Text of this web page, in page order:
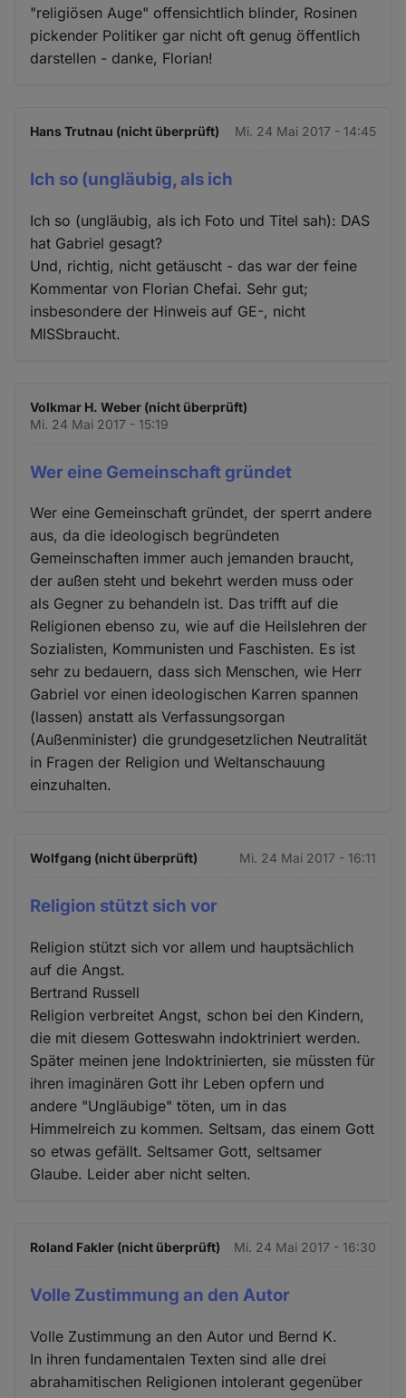
"religiösen Auge" offensichtlich blinder, Rosinen
pickender Politiker gar nicht oft genug öffentlich
darstellen - danke, Florian!
Hans Trutnau (nicht überprüft) Mi. 24 Mai 2017 - 14:45
Ich so (ungläubig, als ich
Ich so (ungläubig, als ich Foto und Titel sah): DAS
hat Gabriel gesagt?
Und, richtig, nicht getäuscht - das war der feine
Kommentar von Florian Chefai. Sehr gut;
insbesondere der Hinweis auf GE-, nicht
MISSbraucht.
Volkmar H. Weber (nicht überprüft)
Mi. 24 Mai 2017 - 15:19
Wer eine Gemeinschaft gründet
Wer eine Gemeinschaft gründet, der sperrt andere
aus, da die ideologisch begründeten
Gemeinschaften immer auch jemanden braucht,
der außen steht und bekehrt werden muss oder
als Gegner zu behandeln ist. Das trifft auf die
Religionen ebenso zu, wie auf die Heilslehren der
Sozialisten, Kommunisten und Faschisten. Es ist
sehr zu bedauern, dass sich Menschen, wie Herr
Gabriel vor einen ideologischen Karren spannen
(lassen) anstatt als Verfassungsorgan
(Außenminister) die grundgesetzlichen Neutralität
in Fragen der Religion und Weltanschauung
einzuhalten.
Wolfgang (nicht überprüft) Mi. 24 Mai 2017 - 16:11
Religion stützt sich vor
Religion stützt sich vor allem und hauptsächlich
auf die Angst.
Bertrand Russell
Religion verbreitet Angst, schon bei den Kindern,
die mit diesem Gotteswahn indoktriniert werden.
Später meinen jene Indoktrinierten, sie müssten für
ihren imaginären Gott ihr Leben opfern und
andere "Ungläubige" töten, um in das
Himmelreich zu kommen. Seltsam, das einem Gott
so etwas gefällt. Seltsamer Gott, seltsamer
Glaube. Leider aber nicht selten.
Roland Fakler (nicht überprüft) Mi. 24 Mai 2017 - 16:30
Volle Zustimmung an den Autor
Volle Zustimmung an den Autor und Bernd K.
In ihren fundamentalen Texten sind alle drei
abrahamitischen Religionen intolerant gegenüber